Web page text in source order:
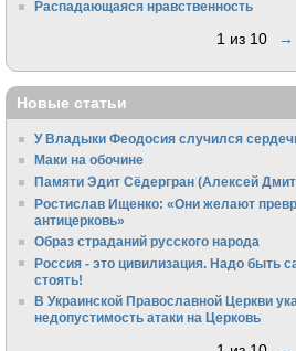
Распадающаяся нравственность
1 из 10 →
Новые статьи
У Владыки Феодосия случился
Маки на обочине
Памяти Эдит Сёдергран (Алексей
Ростислав Ищенко: «Они желают
антицерковь»
Образ страданий русского народа
Россия - это цивилизация. Надо быть
стоять!
В Украинской Православной Церкви
недопустимость атаки на Церковь